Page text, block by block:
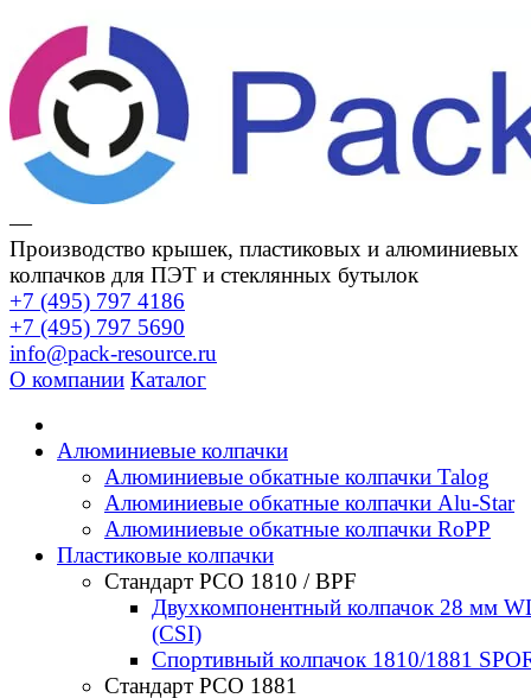
—
Производство крышек, пластиковых и алюминиевых
колпачков для ПЭТ и стеклянных бутылок
+7 (495) 797 4186
+7 (495) 797 5690
info@pack-resource.ru
О компании Каталог
Алюминиевые колпачки
Алюминиевые обкатные колпачки Talog
Алюминиевые обкатные колпачки Alu-Star
Алюминиевые обкатные колпачки RoPP
Пластиковые колпачки
Стандарт РСО 1810 / BPF
Двухкомпонентный колпачок 28 мм
(CSI)
Спортивный колпачок 1810/1881
Стандарт РСО 1881